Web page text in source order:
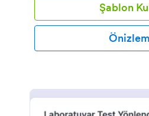
Şablon